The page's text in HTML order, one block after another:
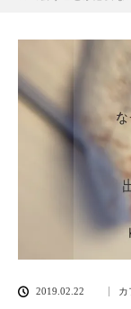
2019.02.22 カ